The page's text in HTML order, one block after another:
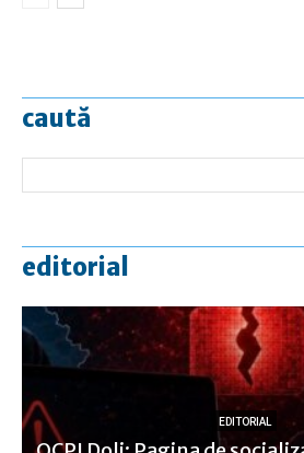
caută
editorial
EDITORIAL